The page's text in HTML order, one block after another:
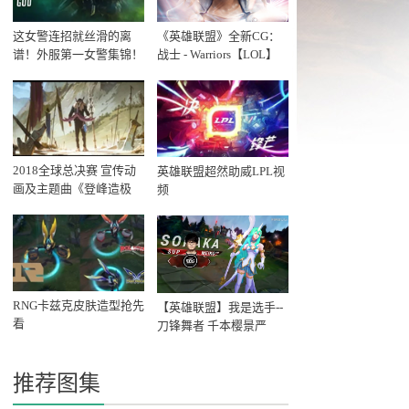
这女警连招就丝滑的离
谱！外服第一女警集锦！
《英雄联盟》全新CG：
战士 - Warriors【LOL】
2018全球总决赛 宣传动
画及主题曲《登峰造极
英雄联盟超然助威LPL视
频
RNG卡兹克皮肤造型抢先
看
【英雄联盟】我是选手--
刀锋舞者 千本樱景严
推荐图集